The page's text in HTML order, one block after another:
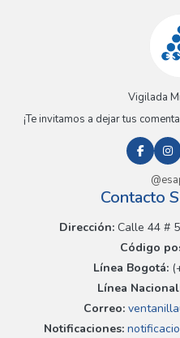
Vigilada
¡Te invitamos a dejar tus
Contacto
Dirección:Calle 44 #
Código
Línea Bogotá:
Línea
Correo:
Notificaciones: